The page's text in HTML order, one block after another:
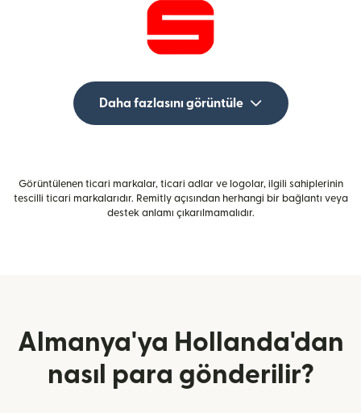
Daha fazlasını görüntüle
Görüntülenen ticari markalar, ticari adlar ve logolar, ilgili sahiplerinin
tescilli ticari markalarıdır. Remitly açısından herhangi bir bağlantı veya
destek anlamı çıkarılmamalıdır.
Almanya'ya Hollanda'dan
nasıl para gönderilir?